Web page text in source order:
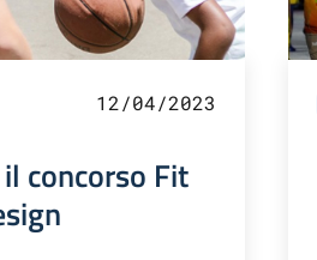
12/04/2023
il concorso Fit